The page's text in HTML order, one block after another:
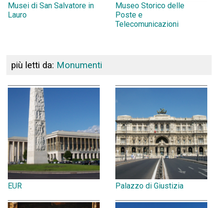
Musei di San Salvatore in
Lauro
Museo Storico delle
Poste e
Telecomunicazioni
più letti da: Monumenti
EUR Palazzo di Giustizia